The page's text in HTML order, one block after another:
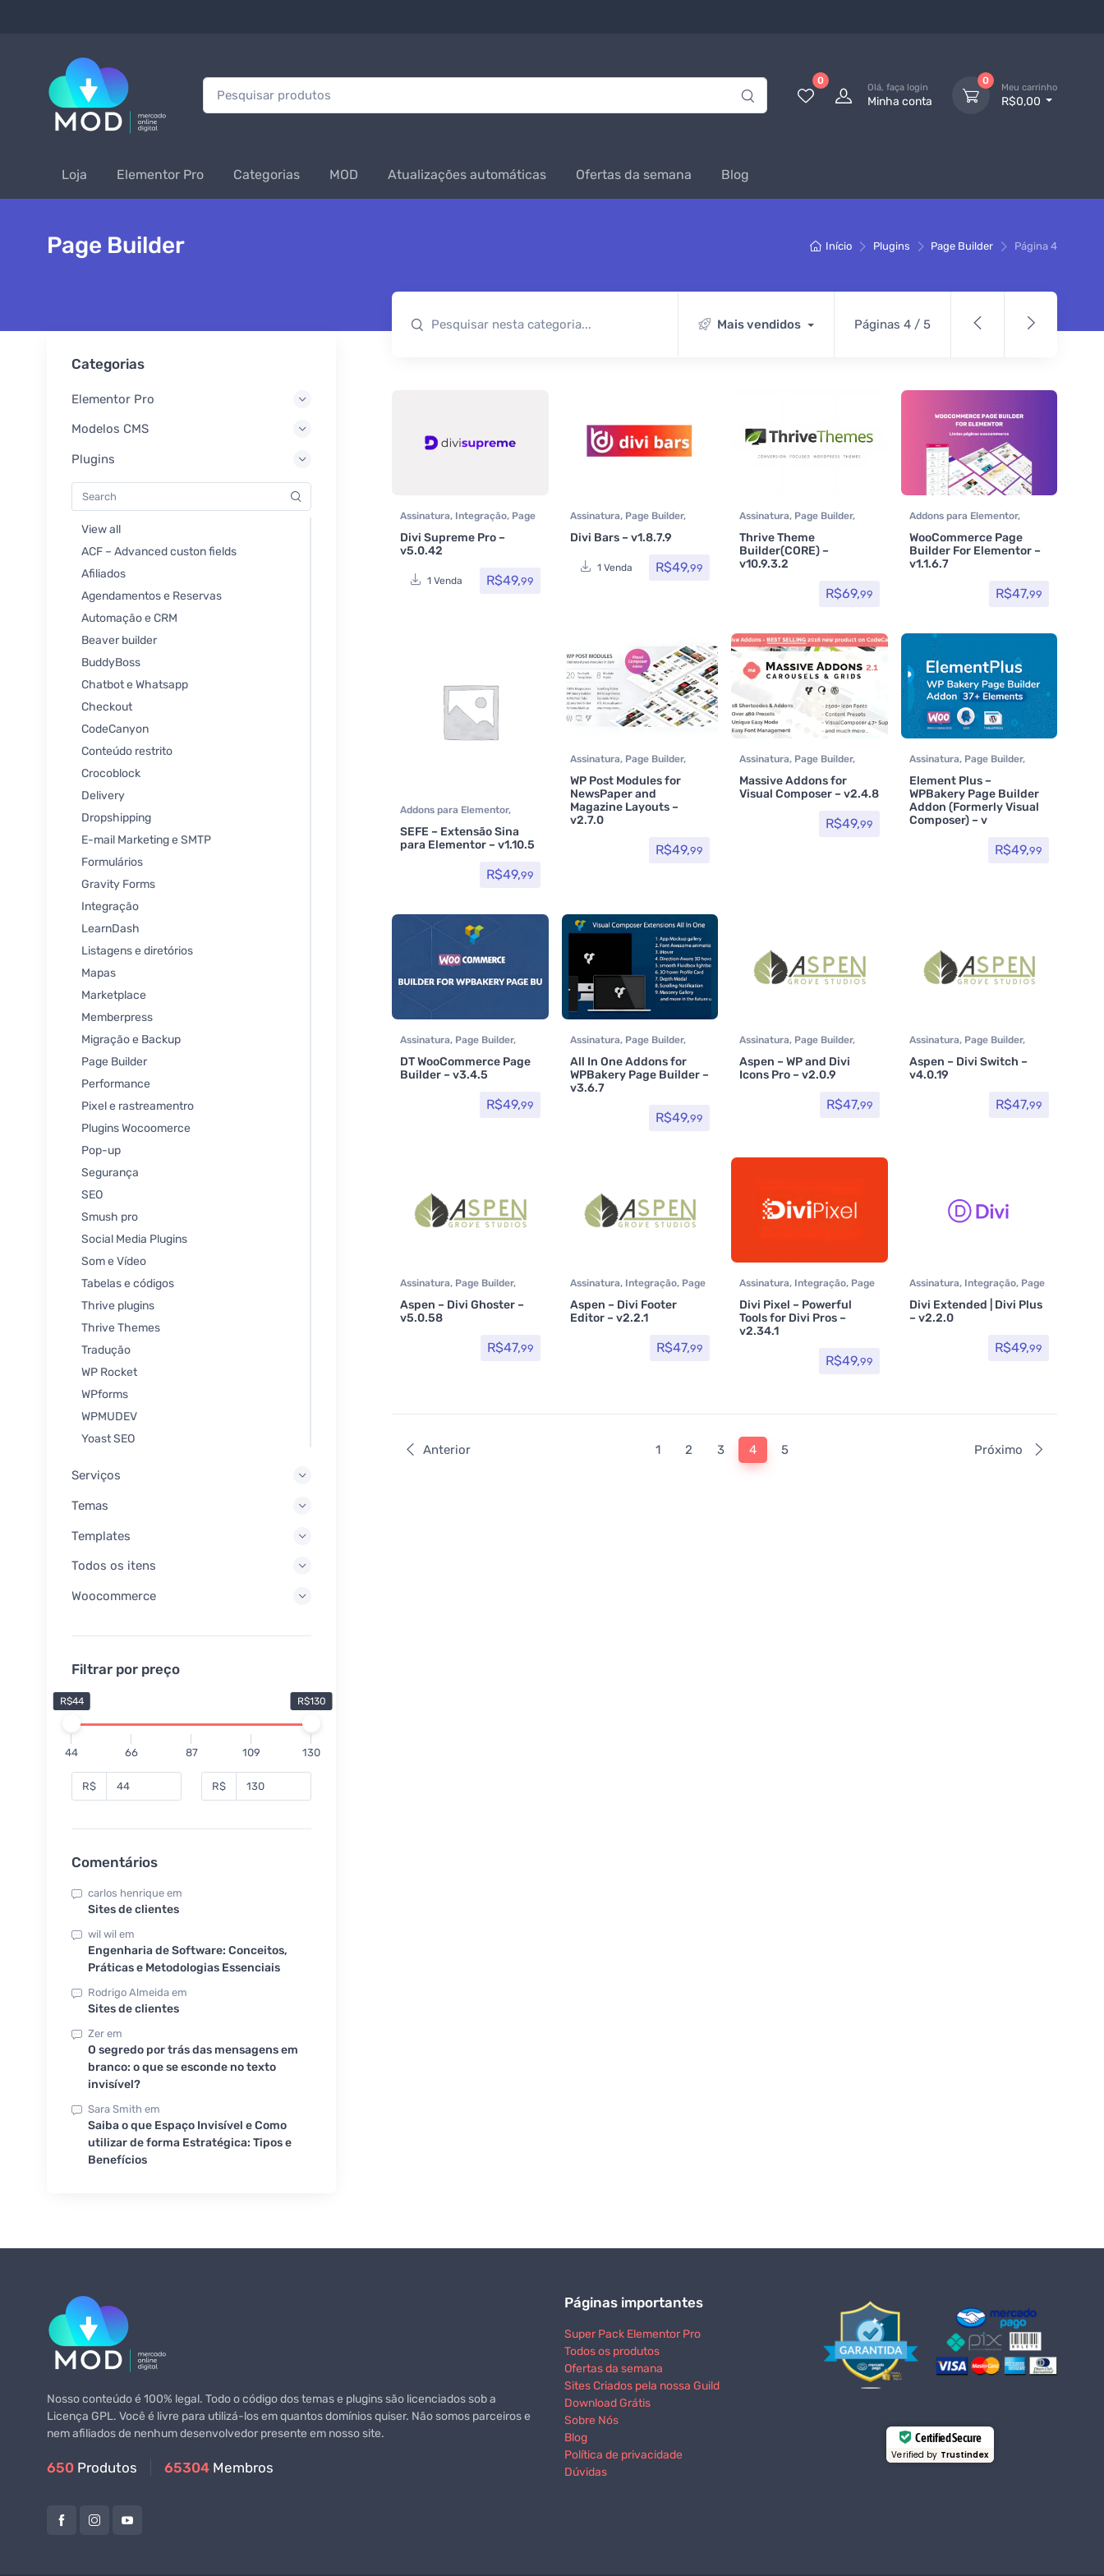
Procurar: 0
Olá, faça login
Minha conta
0
Meu carrinho
R$0,00
Loja Elementor Pro Categorias MOD Atualizações automáticas Ofertas da semana Blog
Início Plugins Page Builder Página 4
Page Builder
Mais vendidos Páginas 4 / 5
Assinatura, Integração, Page
Builder
Divi Supreme Pro –
v5.0.42
1 Venda R$49,99
Assinatura, Page Builder,
Plugins
Divi Bars – v1.8.7.9
1 Venda R$49,99
Assinatura, Page Builder,
Plugins
Thrive plugins
Thrive Themes
Thrive Theme
Builder(CORE) –
v10.9.3.2
R$69,99
Addons para Elementor,
Assinatura
Page Builder
Woocommerce
WooCommerce Page
Builder For Elementor –
v1.1.6.7
R$47,99
Addons para Elementor,
Assinatura
Page Builder
SEFE – Extensão Sina
para Elementor – v1.10.5
R$49,99
Assinatura, Page Builder,
Plugins
WP Post Modules for
NewsPaper and
Magazine Layouts –
v2.7.0
R$49,99
Assinatura, Page Builder,
Plugins
Massive Addons for
Visual Composer – v2.4.8
R$49,99
Assinatura, Page Builder,
Plugins
Element Plus –
WPBakery Page Builder
Addon (Formerly Visual
Composer) – v
R$49,99
Assinatura, Page Builder,
Plugins
Woocommerce
DT WooCommerce Page
Builder – v3.4.5
R$49,99
Assinatura, Page Builder,
Plugins
All In One Addons for
WPBakery Page Builder –
v3.6.7
R$49,99
Assinatura, Page Builder,
Plugins
Aspen – WP and Divi
Icons Pro – v2.0.9
R$47,99
Assinatura, Page Builder,
Plugins
Aspen – Divi Switch –
v4.0.19
R$47,99
Assinatura, Page Builder,
Plugins
Aspen – Divi Ghoster –
v5.0.58
R$47,99
Assinatura, Integração, Page
Builder
Plugins
Aspen – Divi Footer
Editor – v2.2.1
R$47,99
Assinatura, Integração, Page
Builder, Plugins
Divi Pixel – Powerful
Tools for Divi Pros –
v2.34.1
R$49,99
Assinatura, Integração, Page
Builder
Plugins
Divi Extended | Divi Plus
– v2.2.0
R$49,99
Anterior 1 2 3 4 5 Próximo
Categorias
Elementor Pro
Modelos CMS
Plugins
View all
ACF – Advanced custon fields
Afiliados
Agendamentos e Reservas
Automação e CRM
Beaver builder
BuddyBoss
Chatbot e Whatsapp
Checkout
CodeCanyon
Conteúdo restrito
Crocoblock
Delivery
Dropshipping
E-mail Marketing e SMTP
Formulários
Gravity Forms
Integração
LearnDash
Listagens e diretórios
Mapas
Marketplace
Memberpress
Migração e Backup
Page Builder
Performance
Pixel e rastreamentro
Plugins Wocoomerce
Pop-up
Segurança
SEO
Smush pro
Social Media Plugins
Som e Vídeo
Tabelas e códigos
Thrive plugins
Thrive Themes
Tradução
WP Rocket
WPforms
WPMUDEV
Yoast SEO
Serviços
Temas
Templates
Todos os itens
Woocommerce
Filtrar por preço
R$44 R$130
44 66 87 109 130
R$ R$
Comentários
carlos henrique em
Sites de clientes
wil wil em
Engenharia de Software: Conceitos,
Práticas e Metodologias Essenciais
Rodrigo Almeida em
Sites de clientes
Zer em
O segredo por trás das mensagens em
branco: o que se esconde no texto
invisível?
Sara Smith em
Saiba o que Espaço Invisível e Como
utilizar de forma Estratégica: Tipos e
Benefícios
Nosso conteúdo é 100% legal. Todo o código dos temas e plugins são licenciados sob a
Licença GPL. Você é livre para utilizá-los em quantos domínios quiser. Não somos parceiros e
nem afiliados de nenhum desenvolvedor presente em nosso site.
650 Produtos 65304 Membros
Páginas importantes
Super Pack Elementor Pro
Todos os produtos
Ofertas da semana
Sites Criados pela nossa Guild
Download Grátis
Sobre Nós
Blog
Política de privacidade
Dúvidas
Certified Secure
Verified by Trustindex